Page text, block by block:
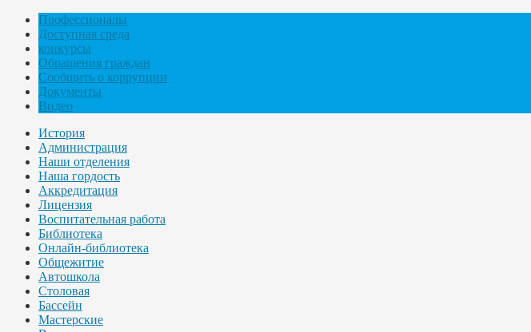
Профессионалы
Доступная среда
конкурсы
Обращения граждан
Сообщить о коррупции
Документы
Видео
История
Администрация
Наши отделения
Наша гордость
Аккредитация
Лицензия
Воспитательная работа
Библиотека
Онлайн-библиотека
Общежитие
Автошкола
Столовая
Бассейн
Мастерские